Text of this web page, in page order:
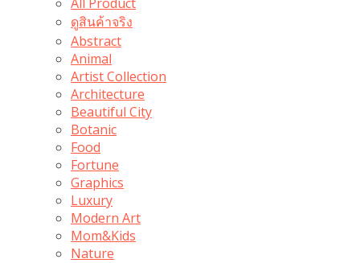
ดูสินค้าจริง
Abstract
Animal
Artist Collection
Architecture
Beautiful City
Botanic
Food
Fortune
Graphics
Luxury
Modern Art
Mom&Kids
Nature